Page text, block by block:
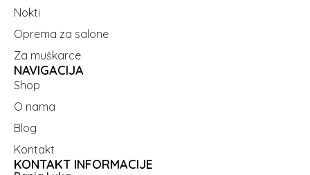
Nokti
Oprema za salone
Za muškarce
NAVIGACIJA
Shop
O nama
Blog
Kontakt
KONTAKT INFORMACIJE